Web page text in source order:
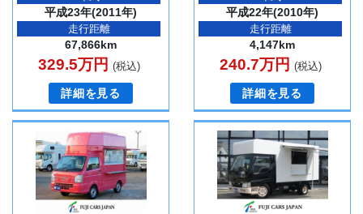
平成23年(2011年)
走行距離
67,866km
329.5万円 (税込)
詳細を見る
平成22年(2010年)
走行距離
4,147km
240.7万円 (税込)
詳細を見る